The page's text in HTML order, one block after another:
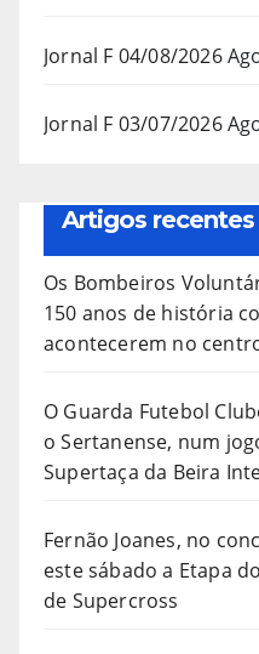
Jornal F 04/08/2026
Jornal F 03/07/2026
Artigos recentes
Os Bombeiros
150 anos de história
acontecerem no
O Guarda Futebol
o Sertanense, num
Supertaça da Beira
Fernão Joanes, no
este sábado a Etapa
de Supercross